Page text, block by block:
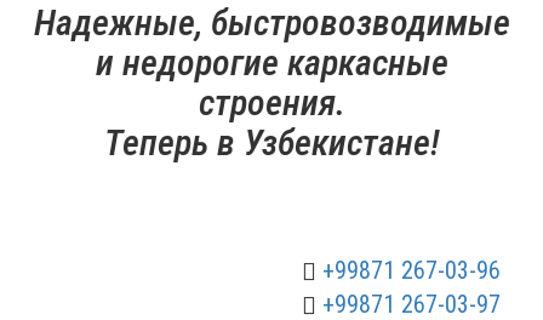
Надежные, быстровозводимые
и недорогие каркасные
строения.
Теперь в Узбекистане!
+99871 267-03-96
+99871 267-03-97